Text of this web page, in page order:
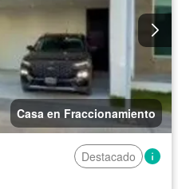
Casa en Fraccionamiento
Destacado